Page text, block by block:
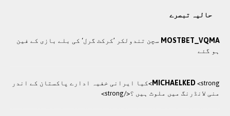
حالیہ تبصرے
MOSTBET_VQMA سچن تندولکر ’کرکٹ گرل‘ کی بلے بازی کے فین
ہو گئے
MICHAELKED<strong>کيا ایرانی خفيہ ادارے پاکستان کے اندر
منی لانڈرنگ ميں ملوث ہيں ؟</strong>